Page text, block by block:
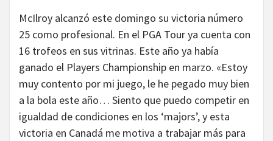
McIlroy alcanzó este domingo su victoria número
25 como profesional. En el PGA Tour ya cuenta con
16 trofeos en sus vitrinas. Este año ya había
ganado el Players Championship en marzo. «Estoy
muy contento por mi juego, le he pegado muy bien
a la bola este año… Siento que puedo competir en
igualdad de condiciones en los ‘majors’, y esta
victoria en Canadá me motiva a trabajar más para